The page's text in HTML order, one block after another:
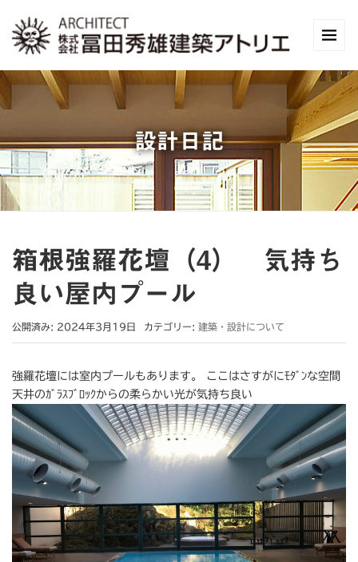
設計日記
箱根強羅花壇（4） 気持ち
良い屋内プール
公開済み: 2024年3月19日 カテゴリー: 建築・設計について
強羅花壇には室内プールもあります。 ここはさすがにﾓﾀﾞﾝな空間
天井のｶﾞﾗｽﾌﾞﾛｯｸからの柔らかい光が気持ち良い